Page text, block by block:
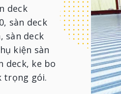
deck
sàn deck
sàn deck
kiện sàn
deck, ke bo
trọng gói.